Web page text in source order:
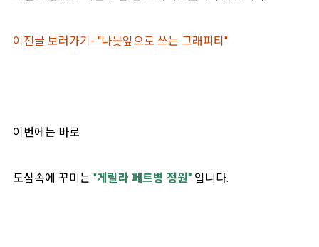
이전글 보러가기 - "나뭇잎으로 쓰는 그래피티"
이번에는 바로
도심속에 꾸미는 "게릴라 페트병 정원" 입니다.